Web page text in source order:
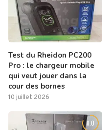
Test du Rheidon PC200
Pro : le chargeur mobile
qui veut jouer dans la
cour des bornes
10 juillet 2026
8.0